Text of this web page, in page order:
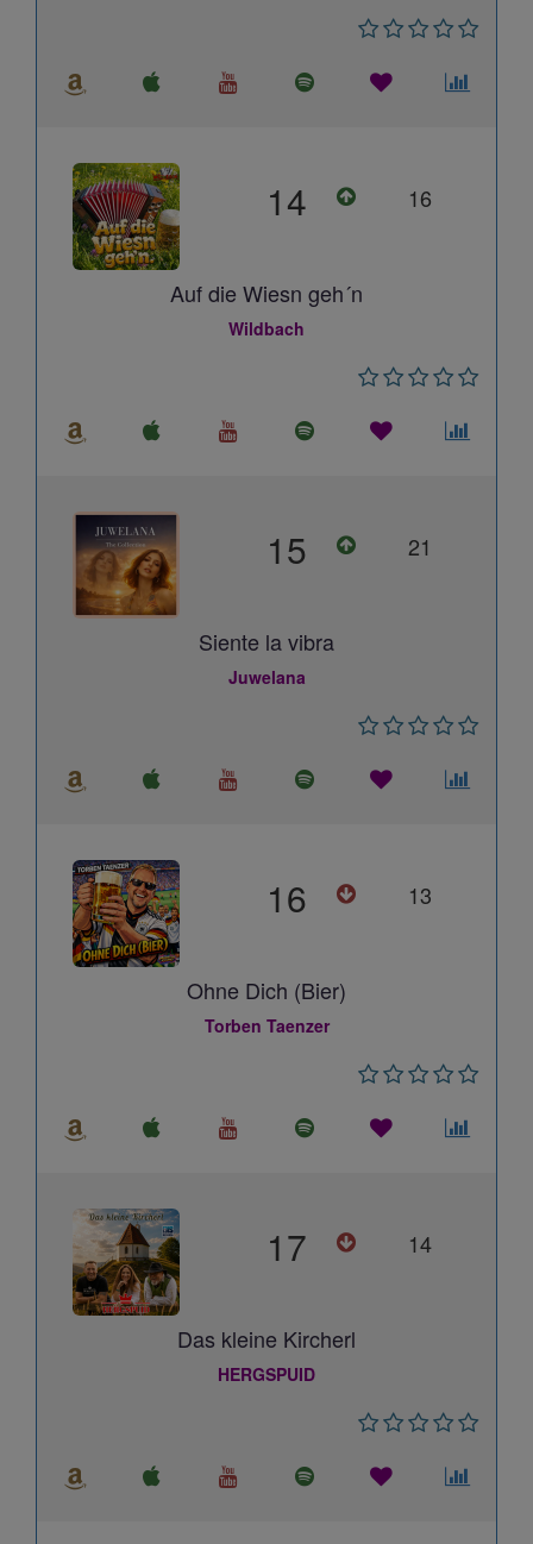
14 16
Auf die Wiesn geh´n
Wildbach
15 21
Siente la vibra
Juwelana
16 13
Ohne Dich (Bier)
Torben Taenzer
17 14
Das kleine Kircherl
HERGSPUID